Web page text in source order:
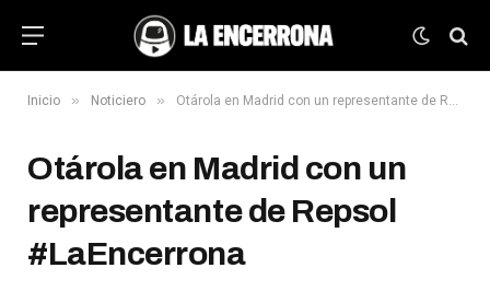
Inicio » Noticiero » Otárola en Madrid con un representante de Repsol #LaEncerrona
Otárola en Madrid con un
representante de Repsol
#LaEncerrona